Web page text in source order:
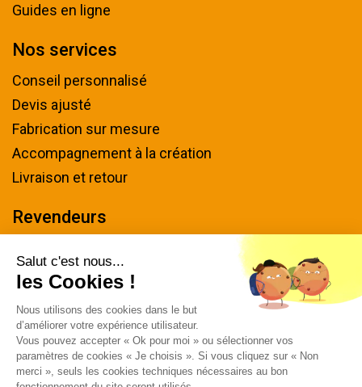
Guides en ligne
Nos services
Conseil personnalisé
Devis ajusté
Fabrication sur mesure
Accompagnement à la création
Livraison et retour
Revendeurs
Nous contacter
Tel : 04 94 48 50 57
Écrivez-nous
Horaires & plan d'accès
Salut c'est nous...
les Cookies !
Nous utilisons des cookies dans le but
d’améliorer votre expérience utilisateur.
Vous pouvez accepter « Ok pour moi » ou sélectionner vos
paramètres de cookies « Je choisis ». Si vous cliquez sur « Non
merci », seuls les cookies techniques nécessaires au bon